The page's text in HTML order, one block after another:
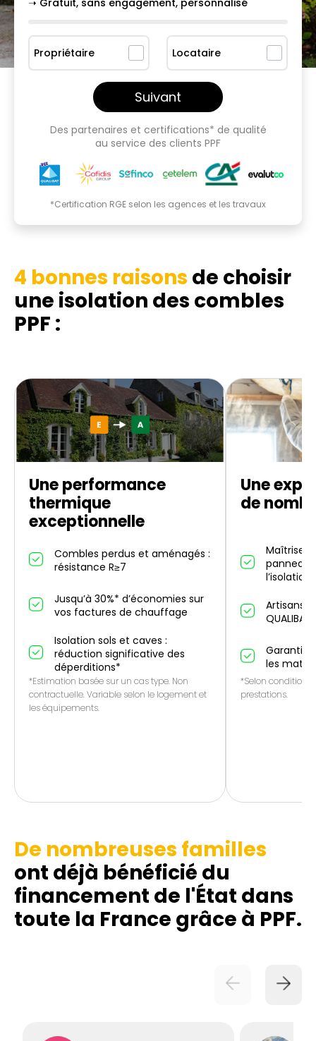
➝ Gratuit, sans engagement, personnalisé
Propriétaire Locataire
Suivant
Des partenaires et certifications* de qualité
au service des clients PPF
*Certification RGE selon les agences et les travaux
4 bonnes raisons de choisir
une isolation des combles
PPF :
Une performance
thermique
exceptionnelle
Combles perdus et aménagés :
résistance R≥7
Jusqu’à 30%* d’économies sur
vos factures de chauffage
Isolation sols et caves :
réduction significative des
déperditions*
*Estimation basée sur un cas type. Non
contractuelle. Variable selon le logement et
les équipements.
Une
de
Maîtrise
Artisans
QUALIBAT
Garantie
les
*Selon conditions
prestations.
De nombreuses familles
ont déjà bénéficié du
financement de l'État dans
toute la France grâce à PPF.